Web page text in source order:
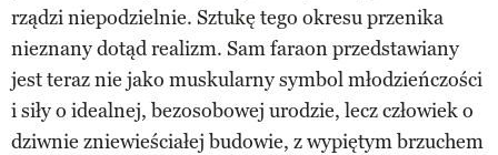
rządzi niepodzielnie. Sztukę tego okresu przenika
nieznany dotąd realizm. Sam faraon przedstawiany
jest teraz nie jako muskularny symbol młodzieńczości
i siły o idealnej, bezosobowej urodzie, lecz człowiek o
dziwnie zniewieściałej budowie, z wypiętym brzuchem